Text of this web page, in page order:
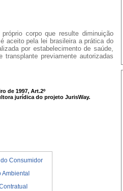
corpo que resulte diminuição
aceito pela lei brasileira a prática do
por estabelecimento de saúde,
previamente autorizadas
de 1997, Art.2º
jurídica do projeto JurisWay.
Consumidor
Ambiental